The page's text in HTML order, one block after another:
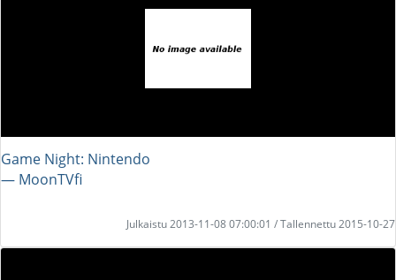
Game Night: Nintendo
― MoonTVfi
Julkaistu 2013-11-08 07:00:01 / Tallennettu 2015-10-27